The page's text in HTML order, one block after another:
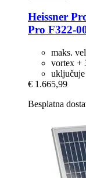
Heissner
Pro F322-​
maks.
vortex +
€ 1.665,99
Besplatna